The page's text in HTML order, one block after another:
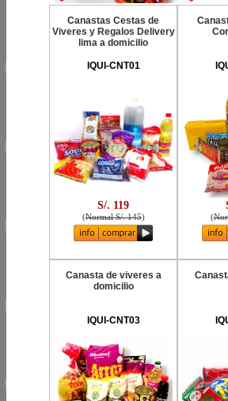
Canastas Cestas de
Viveres y Regalos Delivery
lima a domicilio
IQUI-CNT01
S/. 119
(Normal S/. 145) (
Canasta de viveres a
domicilio
IQUI-CNT03